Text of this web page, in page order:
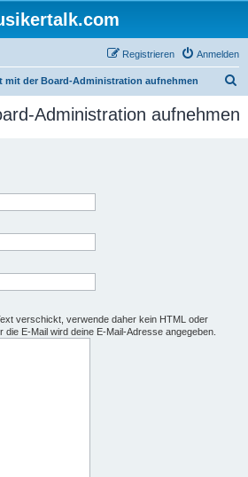
Anmelden
Registrieren
mit der Board-Administration aufnehmen
c
Administration aufnehmen
verschickt, verwende daher kein HTML oder
E-Mail wird deine E-Mail-Adresse angegeben.